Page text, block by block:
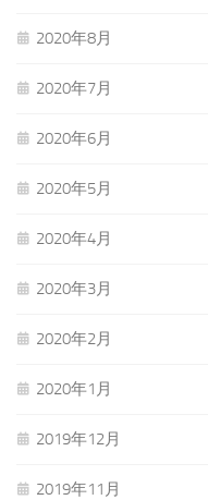
2020年8月
2020年7月
2020年6月
2020年5月
2020年4月
2020年3月
2020年2月
2020年1月
2019年12月
2019年11月